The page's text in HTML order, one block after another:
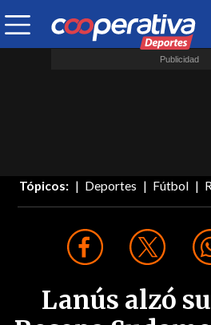
Tópicos: Deportes Fútbol
Lanús alzó